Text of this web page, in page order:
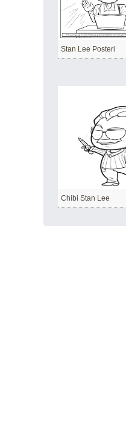
Stan Lee Posteri
Chibi Stan Lee